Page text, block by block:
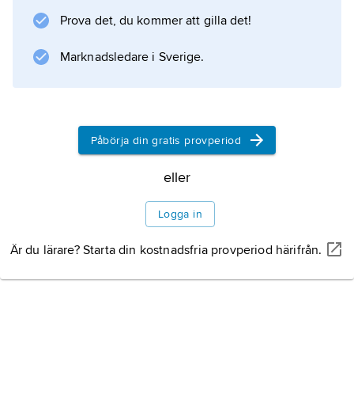
Upplaga: ca 170 000 ex. (2013).
Prova det, du kommer att gilla det!
Marknadsledare i Sverige.
Påbörja din gratis provperiod
eller
Logga in
Är du lärare? Starta din kostnadsfria provperiod härifrån.